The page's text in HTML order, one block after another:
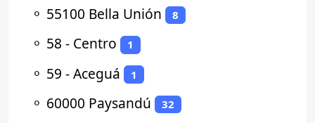
⚬ 55100 Bella Unión 8
⚬ 58 - Centro 1
⚬ 59 - Aceguá 1
⚬ 60000 Paysandú 32